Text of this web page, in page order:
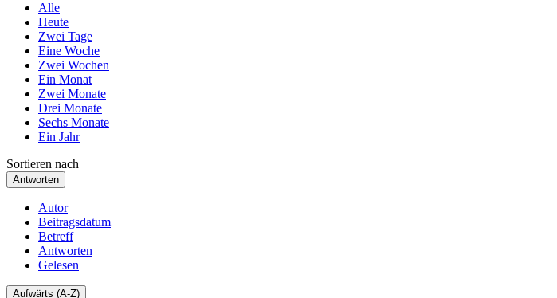
Alle
Heute
Zwei Tage
Eine Woche
Zwei Wochen
Ein Monat
Zwei Monate
Drei Monate
Sechs Monate
Ein Jahr
Sortieren nach
Antworten
Autor
Beitragsdatum
Betreff
Antworten
Gelesen
Aufwärts (A-Z)